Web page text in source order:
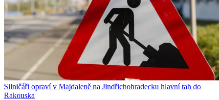
Silničáři opraví v Majdaleně na Jindřichohradecku hlavní tah do
Rakouska